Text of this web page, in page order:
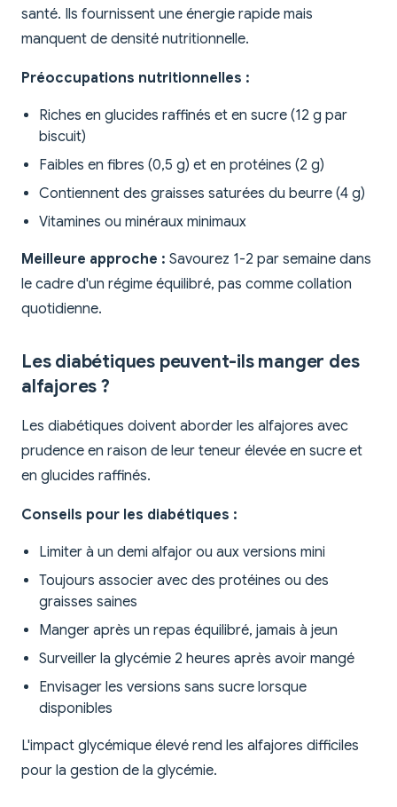
santé. Ils fournissent une énergie rapide mais
manquent de densité nutritionnelle.
Préoccupations nutritionnelles :
Riches en glucides raffinés et en sucre (12 g par
biscuit)
Faibles en fibres (0,5 g) et en protéines (2 g)
Contiennent des graisses saturées du beurre (4 g)
Vitamines ou minéraux minimaux
Meilleure approche : Savourez 1-2 par semaine dans
le cadre d'un régime équilibré, pas comme collation
quotidienne.
Les diabétiques peuvent-ils manger des
alfajores ?
Les diabétiques doivent aborder les alfajores avec
prudence en raison de leur teneur élevée en sucre et
en glucides raffinés.
Conseils pour les diabétiques :
Limiter à un demi alfajor ou aux versions mini
Toujours associer avec des protéines ou des
graisses saines
Manger après un repas équilibré, jamais à jeun
Surveiller la glycémie 2 heures après avoir mangé
Envisager les versions sans sucre lorsque
disponibles
L'impact glycémique élevé rend les alfajores difficiles
pour la gestion de la glycémie.